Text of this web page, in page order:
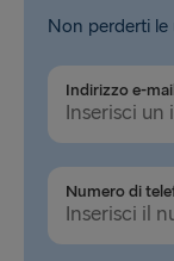
Non perderti le
Indirizzo e-
Numero di